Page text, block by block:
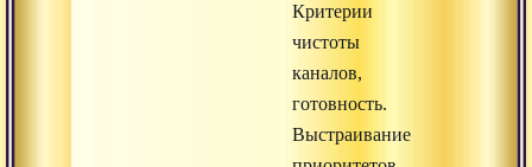
Критерии
чистоты
каналов,
готовность.
Выстраивание